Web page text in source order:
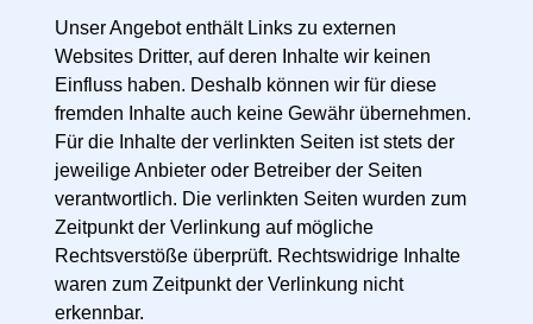
Unser Angebot enthält Links zu externen
Websites Dritter, auf deren Inhalte wir keinen
Einfluss haben. Deshalb können wir für diese
fremden Inhalte auch keine Gewähr übernehmen.
Für die Inhalte der verlinkten Seiten ist stets der
jeweilige Anbieter oder Betreiber der Seiten
verantwortlich. Die verlinkten Seiten wurden zum
Zeitpunkt der Verlinkung auf mögliche
Rechtsverstöße überprüft. Rechtswidrige Inhalte
waren zum Zeitpunkt der Verlinkung nicht
erkennbar.